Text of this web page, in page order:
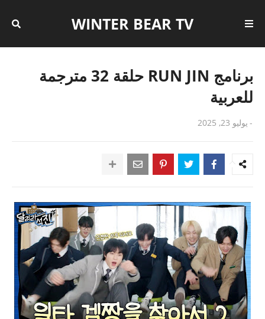
WINTER BEAR TV
برنامج RUN JIN حلقة 32 مترجمة
للعربية
- يوليو 23, 2025